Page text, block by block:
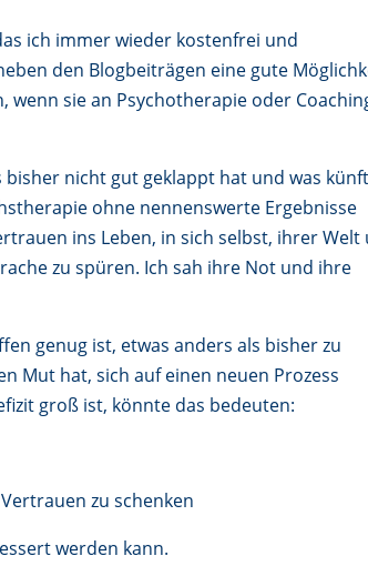
ich immer wieder kostenfrei und
den Blogbeiträgen eine gute
wenn sie an Psychotherapie oder
bisher nicht gut geklappt hat und was
ohne nennenswerte Ergebnisse
ins Leben, in sich selbst, ihrer Welt
zu spüren. Ich sah ihre Not und ihre
genug ist, etwas anders als bisher zu
Mut hat, sich auf einen neuen Prozess
groß ist, könnte das bedeuten:
zu schenken
werden kann.